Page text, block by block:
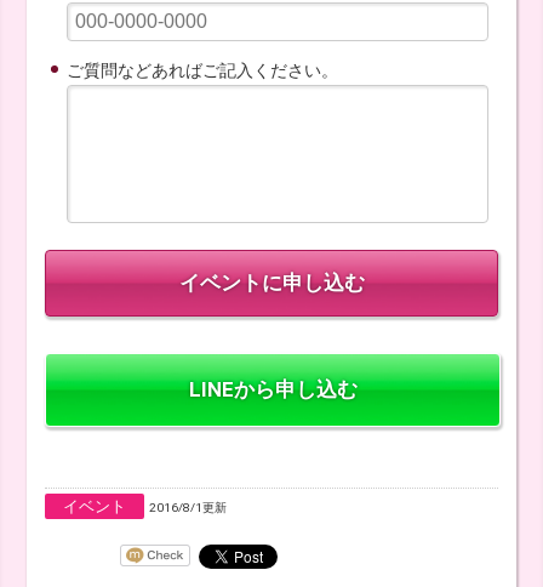
ご質問などあればご記入ください。
LINEから申し込む
イベント 2016/8/1更新